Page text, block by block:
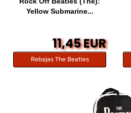
Yellow Submarine...
11,45 EUR
Rebajas The Beatles